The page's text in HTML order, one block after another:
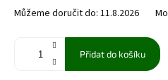
Můžeme doručit do: 11.8.2026
Přidat do košíku